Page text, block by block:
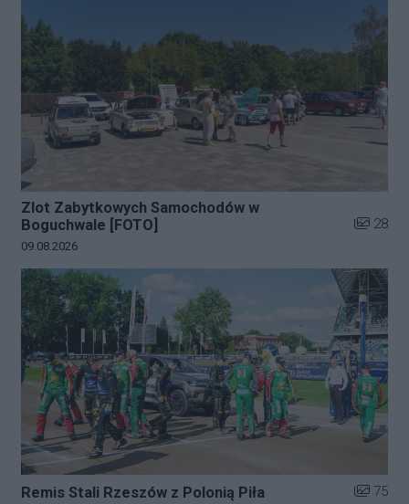
Zlot Zabytkowych Samochodów w
Boguchwale [FOTO]
Liczba
28
Data dodania galerii:
09.08.2026
Remis Stali Rzeszów z Polonią Piła Liczba
75